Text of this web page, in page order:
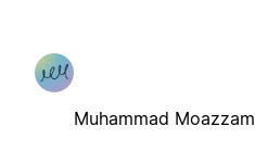
Muhammad Moazzam